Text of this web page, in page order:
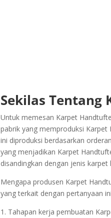
Sekilas Tentang
Untuk memesan Karpet
pabrik yang memproduksi
ini diproduksi berdasarkan
yang menjadikan Karpet
disandingkan dengan jenis karpet
Mengapa produsen Karpet
yang terkait dengan pertanyaan
1. Tahapan kerja pembuatan